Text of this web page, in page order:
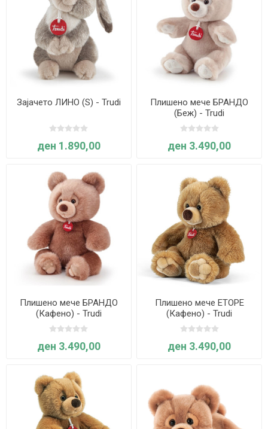
Зајачето ЛИНО (S) - Trudi
ден 1.890,00
Плишено мече БРАНДО
(Беж) - Trudi
ден 3.490,00
Плишено мече БРАНДО
(Кафено) - Trudi
ден 3.490,00
Плишено мече ЕТОРЕ
(Кафено) - Trudi
ден 3.490,00